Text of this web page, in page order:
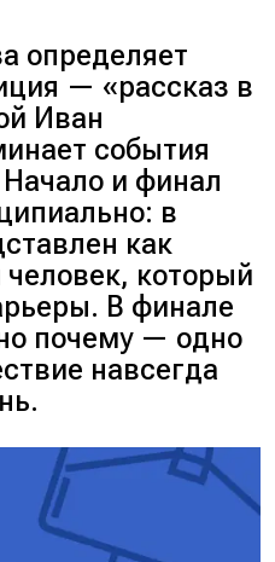
определяет
— «рассказ в
Иван
события
и финал
в
как
который
В финале
почему — одно
навсегда